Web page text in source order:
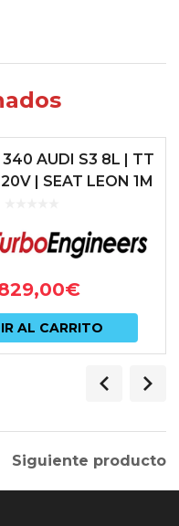
AUDI S3 8L | TT
| SEAT LEON 1M
€
AL CARRITO
Siguiente producto